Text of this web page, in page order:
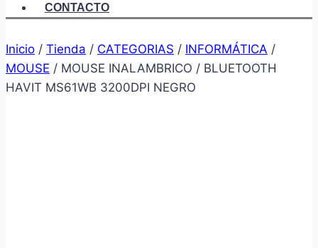
CONTACTO
Inicio / Tienda / CATEGORIAS / INFORMÁTICA /
MOUSE / MOUSE INALAMBRICO / BLUETOOTH
HAVIT MS61WB 3200DPI NEGRO